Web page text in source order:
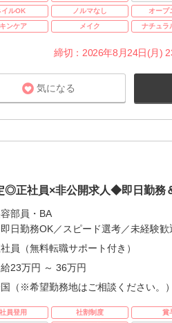
イルOK
ノルマなし オープ
ンケア
メイク ナチュラ
締切：2026年8月24日(月)
気になる
◎正社員×非公開求人◆即日勤務
部員・BA
即日勤務OK／スピード選考／未経験
員（無料転職サポート付き）
給23万円 ～ 36万円
（※希望勤務地はご相談ください。）
員登用 社割制度 賞